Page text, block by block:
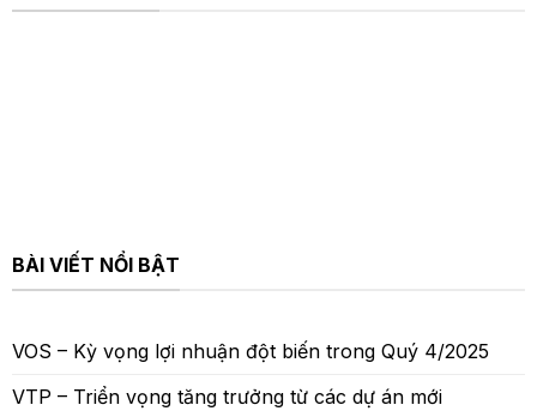
BÀI VIẾT NỔI BẬT
VOS – Kỳ vọng lợi nhuận đột biến trong Quý 4/2025
VTP – Triển vọng tăng trưởng từ các dự án mới